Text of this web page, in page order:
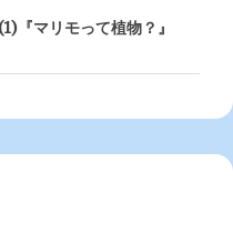
『マリモって植物？』